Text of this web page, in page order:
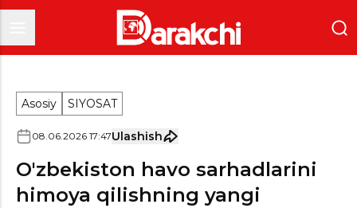
Asosiy SIYOSAT
08.06.2026 17:47Ulashish
O'zbekiston havo sarhadlarini
himoya qilishning yangi